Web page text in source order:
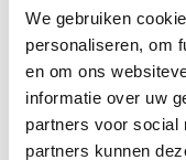
We gebruiken
personaliseren, om
en om ons
informatie over uw
partners voor social
partners kunnen
ontwerpers. Aan de
gespecifieerde
goed ingeregelde
verschillen tussen
installaties aan.
Bekijk waar en